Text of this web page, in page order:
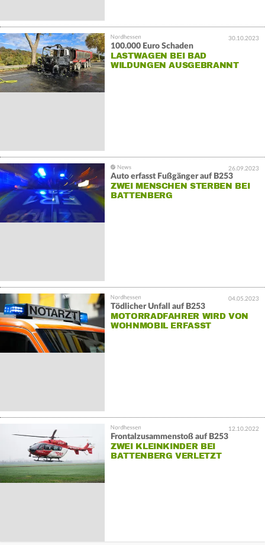
30.10.2023
100.000 Euro Schaden
LASTWAGEN BEI BAD
WILDUNGEN AUSGEBRANNT
26.09.2023
Auto erfasst Fußgänger auf B253
ZWEI MENSCHEN STERBEN BEI
BATTENBERG
04.05.2023
Tödlicher Unfall auf B253
MOTORRADFAHRER WIRD VON
WOHNMOBIL ERFASST
12.10.2022
Frontalzusammenstoß auf B253
ZWEI KLEINKINDER BEI
BATTENBERG VERLETZT